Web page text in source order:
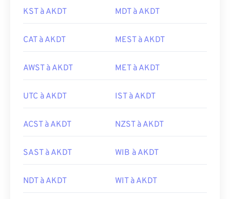
KST à AKDT MDT à AKDT
CAT à AKDT MEST à AKDT
AWST à AKDT MET à AKDT
UTC à AKDT IST à AKDT
ACST à AKDT NZST à AKDT
SAST à AKDT WIB à AKDT
NDT à AKDT WIT à AKDT